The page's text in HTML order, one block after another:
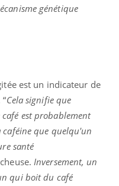
génétique
est un indicateur de
Cela signifie que
est probablement
que quelqu'un
santé
Inversement, un
qui boit du café